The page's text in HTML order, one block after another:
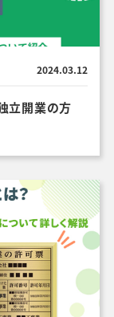
2024.03.12
立開業の方